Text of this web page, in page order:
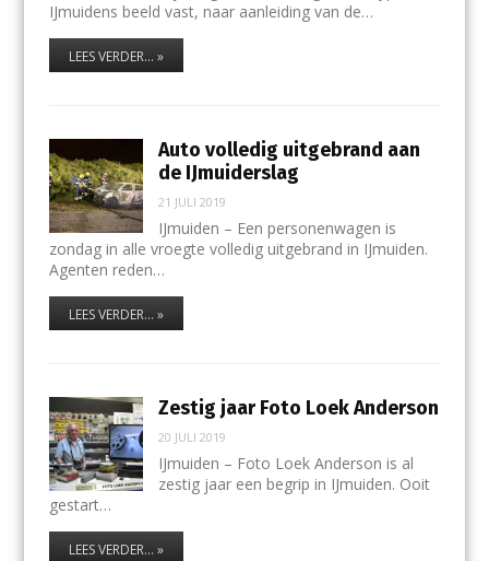
IJmuidens beeld vast, naar aanleiding van de…
LEES VERDER... »
Auto volledig uitgebrand aan
de IJmuiderslag
21 JULI 2019
IJmuiden – Een personenwagen is
zondag in alle vroegte volledig uitgebrand in IJmuiden.
Agenten reden…
LEES VERDER... »
Zestig jaar Foto Loek Anderson
20 JULI 2019
IJmuiden – Foto Loek Anderson is al
zestig jaar een begrip in IJmuiden. Ooit
gestart…
LEES VERDER... »